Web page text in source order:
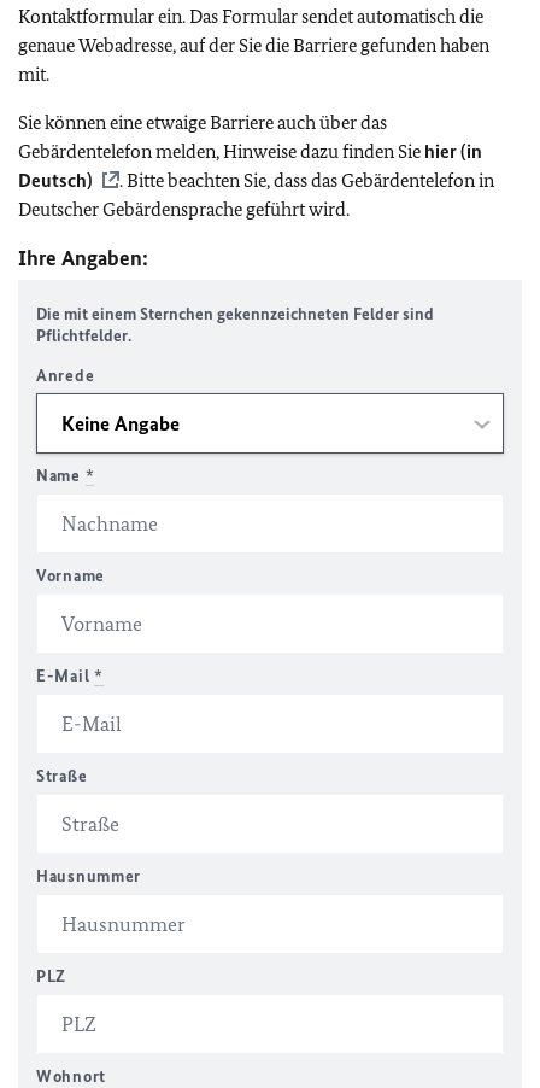
Kontaktformular ein. Das Formular sendet automatisch die
genaue Webadresse, auf der Sie die Barriere gefunden haben
mit.
Sie können eine etwaige Barriere auch über das
Gebärdentelefon melden, Hinweise dazu finden Sie hier (in
Deutsch)
. Bitte beachten Sie, dass das Gebärdentelefon in
Deutscher Gebärdensprache geführt wird.
Ihre Angaben:
Die mit einem Sternchen gekennzeichneten Felder sind
Pflichtfelder.
Anrede
Name *
Vorname
E-Mail *
Straße
Hausnummer
PLZ
Wohnort